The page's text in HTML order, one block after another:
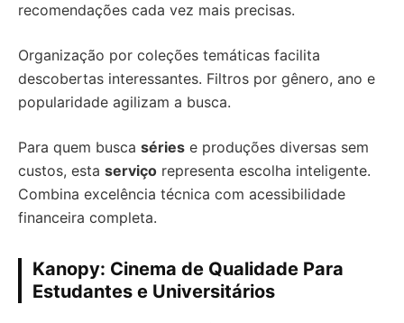
recomendações cada vez mais precisas.
Organização por coleções temáticas facilita
descobertas interessantes. Filtros por gênero, ano e
popularidade agilizam a busca.
Para quem busca séries e produções diversas sem
custos, esta serviço representa escolha inteligente.
Combina excelência técnica com acessibilidade
financeira completa.
Kanopy: Cinema de Qualidade Para
Estudantes e Universitários